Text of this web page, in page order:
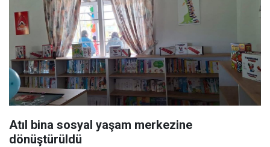
Atıl bina sosyal yaşam merkezine
dönüştürüldü